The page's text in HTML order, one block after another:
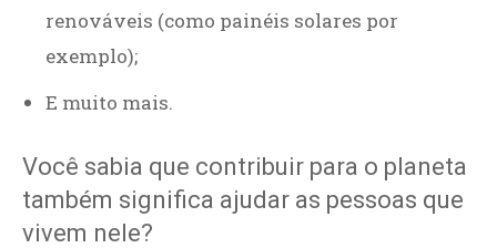
renováveis (como painéis solares por
exemplo);
E muito mais.
Você sabia que contribuir para o planeta
também significa ajudar as pessoas que
vivem nele?